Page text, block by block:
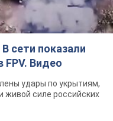
сети показали
FPV. Видео
удары по укрытиям,
живой силе российских